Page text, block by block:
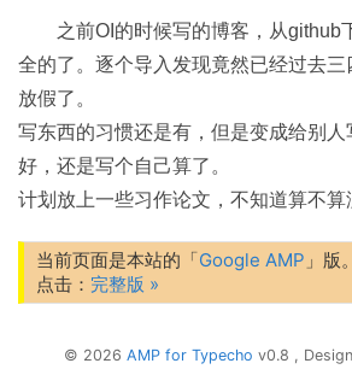
之前OI的时候写的博客，从github
全的了。逐个导入发现竟然已经过去
放假了。
写东西的习惯还是有，但是变成给别人
好，还是写个自己算了。
计划放上一些习作论文，不知道算不算
当前页面是本站的「Google AMP 」版
点击： 完整版 »
© 2026 AMP for Typecho v0.8 ,